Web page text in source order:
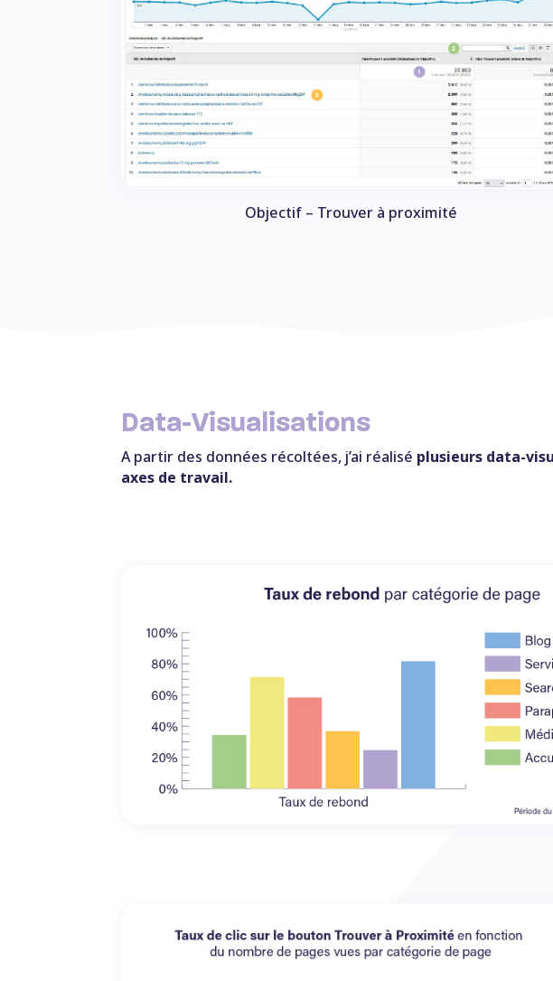
Objectif – Trouver à proximité
Data-Visualisations
A partir des données récoltées, j’ai réalisé plusieurs data-
axes de travail.